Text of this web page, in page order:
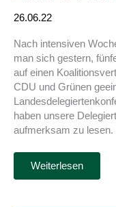
26.06.22
Nach intensiven
man sich gestern,
auf einen
CDU und Grünen
haben unsere
aufmerksam zu lesen.
LTW
//
Weiterlesen